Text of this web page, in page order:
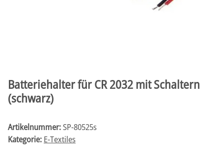
Batteriehalter für CR 2032 mit Schaltern
(schwarz)
Artikelnummer:SP-80525s
Kategorie: E-Textiles